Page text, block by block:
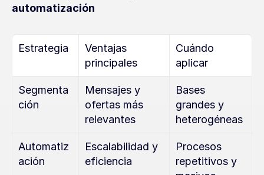
automatización
Estrategia
Ventajas
principales
Cuándo
aplicar
Segmenta
ción
Mensajes y
ofertas más
relevantes
Bases
grandes y
heterogéneas
Automatiz
ación
Escalabilidad y
eficiencia
Procesos
repetitivos y